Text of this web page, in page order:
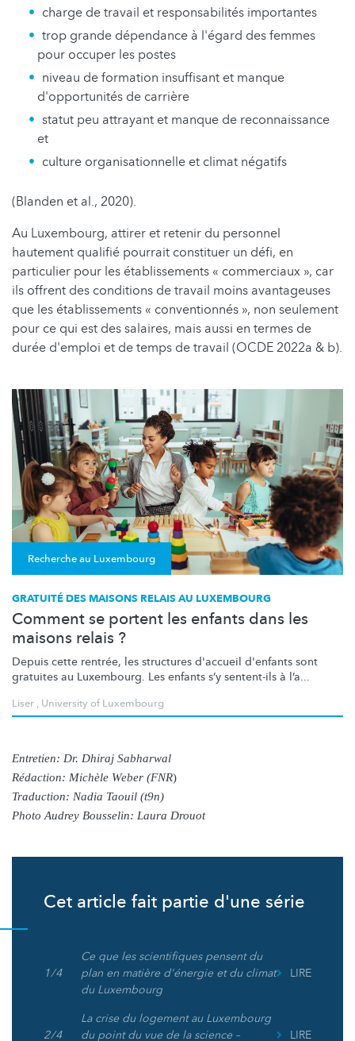
charge de travail et responsabilités importantes
trop grande dépendance à l'égard des femmes
pour occuper les postes
niveau de formation insuffisant et manque
d'opportunités de carrière
statut peu attrayant et manque de reconnaissance
et
culture organisationnelle et climat négatifs
(Blanden et al., 2020).
Au Luxembourg, attirer et retenir du personnel
hautement qualifié pourrait constituer un défi, en
particulier pour les établissements « commerciaux », car
ils offrent des conditions de travail moins avantageuses
que les établissements « conventionnés », non seulement
pour ce qui est des salaires, mais aussi en termes de
durée d'emploi et de temps de travail (OCDE 2022a & b).
Recherche au Luxembourg
GRATUITÉ DES MAISONS RELAIS AU LUXEMBOURG
Comment se portent les enfants dans les
maisons relais ?
Depuis cette rentrée, les structures d'accueil d'enfants sont
gratuites au Luxembourg. Les enfants s’y sentent-ils à l’a...
Liser , University of Luxembourg
Entretien: Dr. Dhiraj Sabharwal
Rédaction: Michèle Weber (FNR)
Traduction: Nadia Taouil (t9n)
Photo Audrey Bousselin: Laura Drouot
Cet article fait partie d'une série
1 / 4
Ce que les scientifiques pensent du
plan en matière d'énergie et du climat
du Luxembourg
LIRE
2 / 4
La crise du logement au Luxembourg
du point du vue de la science –
LIRE